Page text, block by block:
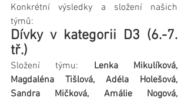
Konkrétní výsledky a složení našich
týmů:
Dívky v kategorii D3 (6.-7.
tř.)
Složení týmu: Lenka Mikulíková,
Magdaléna Tišlová, Adéla Holešová,
Sandra Mičková, Amálie Nogová,